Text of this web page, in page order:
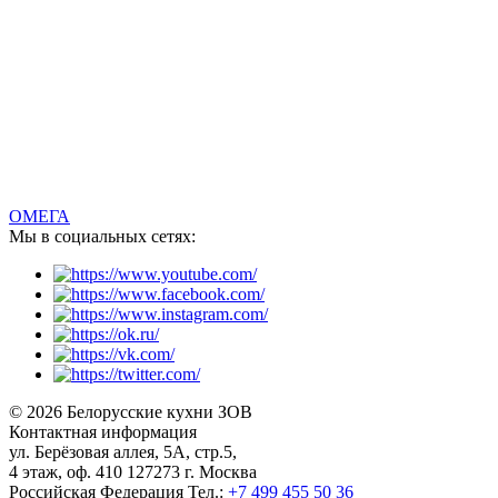
ОМЕГА
Мы в социальных сетях:
© 2026 Белорусские кухни ЗОВ
Контактная информация
ул. Берёзовая аллея, 5А, стр.5,
4 этаж, оф. 410 127273 г. Москва
Российская Федерация Тел.: +7 499 455 50 36